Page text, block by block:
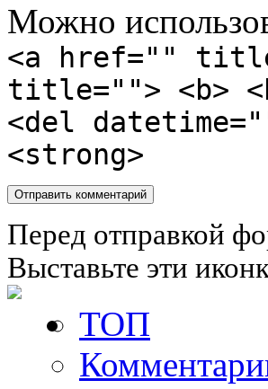
Можно
<a href=""
title=""> <b>
<del
<strong>
Перед отправкой
Выставьте эти
ТОП